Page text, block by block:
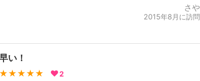
さや
2015年8月に訪問
い！
★★★★★ 2